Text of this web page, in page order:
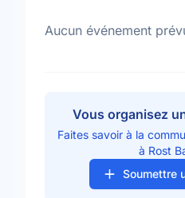
Aucun événement
Vous organisez
Faites savoir à la
à Rost
Soumettre